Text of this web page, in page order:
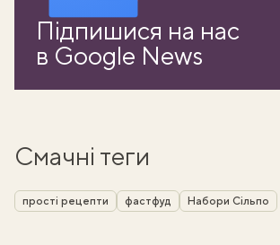
Підпишися на нас
в Google News
Смачні теги
прості рецепти фастфуд Набори Сільпо